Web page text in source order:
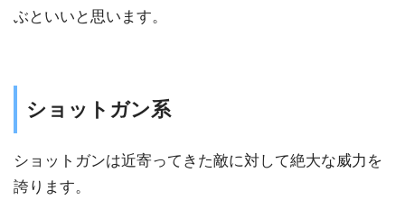
ぶといいと思います。
ショットガン系
ショットガンは近寄ってきた敵に対して絶大な威力を
誇ります。